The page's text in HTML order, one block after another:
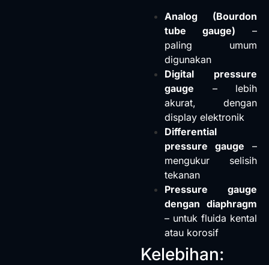
Analog (Bourdon
tube gauge) –
paling umum
digunakan
Digital pressure
gauge – lebih
akurat, dengan
display elektronik
Differential
pressure gauge –
mengukur selisih
tekanan
Pressure gauge
dengan diaphragm
– untuk fluida kental
atau korosif
Kelebihan: